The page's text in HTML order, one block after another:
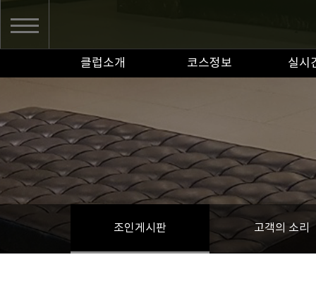
클럽소개 코스정보 실시
조인게시판 고객의 소리